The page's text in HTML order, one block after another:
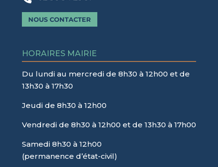
NOUS CONTACTER
HORAIRES MAIRIE
Du lundi au mercredi de 8h30 à 12h00 et de
13h30 à 17h30
Jeudi de 8h30 à 12h00
Vendredi de 8h30 à 12h00 et de 13h30 à 17h00
Samedi 8h30 à 12h00
(permanence d’état-civil)